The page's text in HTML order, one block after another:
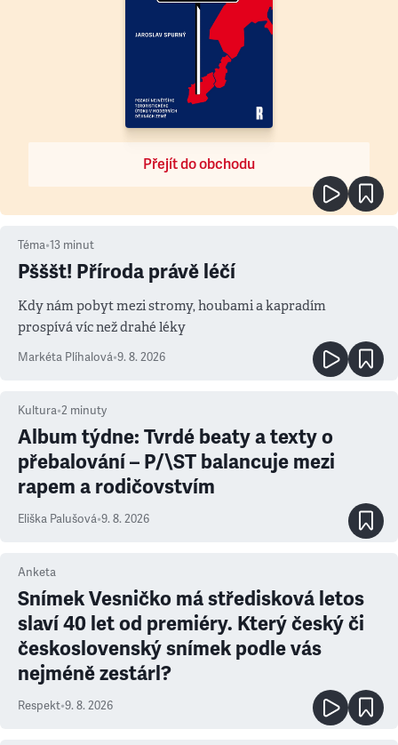
Přejít do obchodu
Téma•13 minut
Pšššt! Příroda právě léčí
Kdy nám pobyt mezi stromy, houbami a kapradím
prospívá víc než drahé léky
Markéta Plíhalová•9. 8. 2026
Kultura•2 minuty
Album týdne: Tvrdé beaty a texty o
přebalování – P/\ST balancuje mezi
rapem a rodičovstvím
Eliška Palušová•9. 8. 2026
Anketa
Snímek Vesničko má středisková letos
slaví 40 let od premiéry. Který český či
československý snímek podle vás
nejméně zestárl?
Respekt•9. 8. 2026